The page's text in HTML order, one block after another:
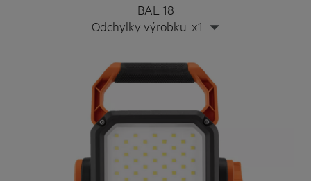
BAL 18
Odchylky výrobku: x1